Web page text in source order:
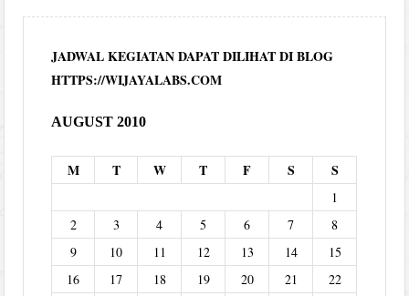
JADWAL KEGIATAN DAPAT DILIHAT DI BLOG
HTTPS://WIJAYALABS.COM
AUGUST 2010
M T W T F S S
1
2
3 4 5 6 7
8
9
10 11 12 13 14
15
16
17 18 19 20 21
22